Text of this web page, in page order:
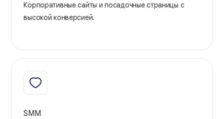
Корпоративные сайты и посадочные страницы с
высокой конверсией.
SMM